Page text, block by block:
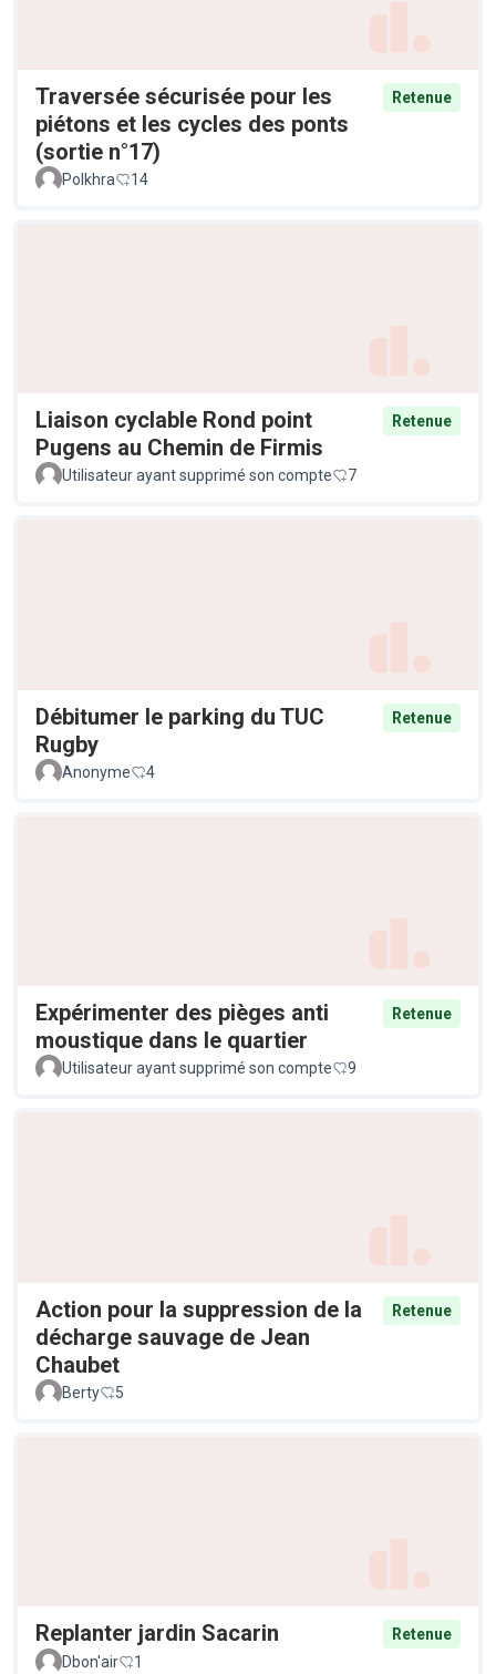
Traversée sécurisée pour les
piétons et les cycles des ponts
(sortie n°17)
Retenue
Polkhra 14
Liaison cyclable Rond point
Pugens au Chemin de Firmis
Retenue
Utilisateur ayant supprimé son compte 7
Débitumer le parking du TUC
Rugby
Retenue
Anonyme 4
Expérimenter des pièges anti
moustique dans le quartier
Retenue
Utilisateur ayant supprimé son compte 9
Action pour la suppression de la
décharge sauvage de Jean
Chaubet
Retenue
Berty 5
Replanter jardin Sacarin
Retenue
Dbon'air
1